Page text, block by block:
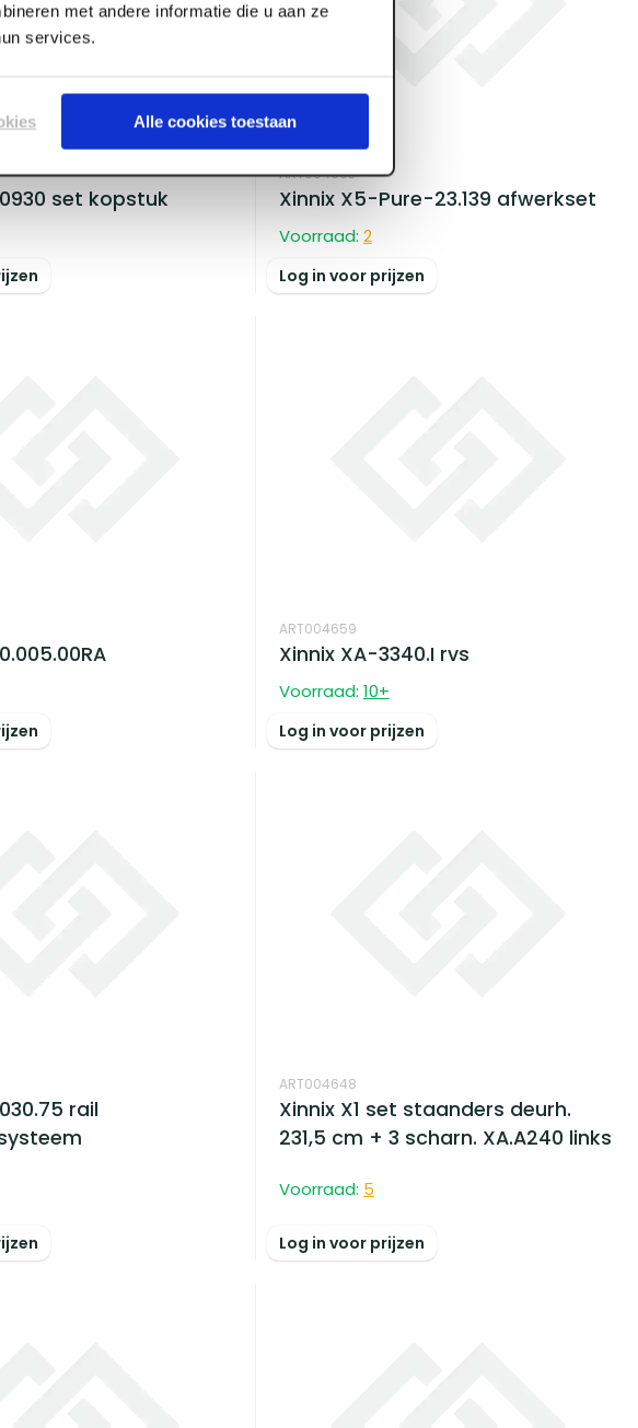
met andere informatie die u aan ze
services.
Alle cookies toestaan
set kopstuk
ART004663
Xinnix X5-Pure-23.139 afwerkset
Voorraad: 2
Log in voor prijzen
ART004659
Xinnix XA-3340.I rvs
Voorraad: 10+
Log in voor prijzen
rail
ART004648
Xinnix X1 set staanders deurh.
231,5 cm + 3 scharn. XA.A240 links
Voorraad: 5
Log in voor prijzen